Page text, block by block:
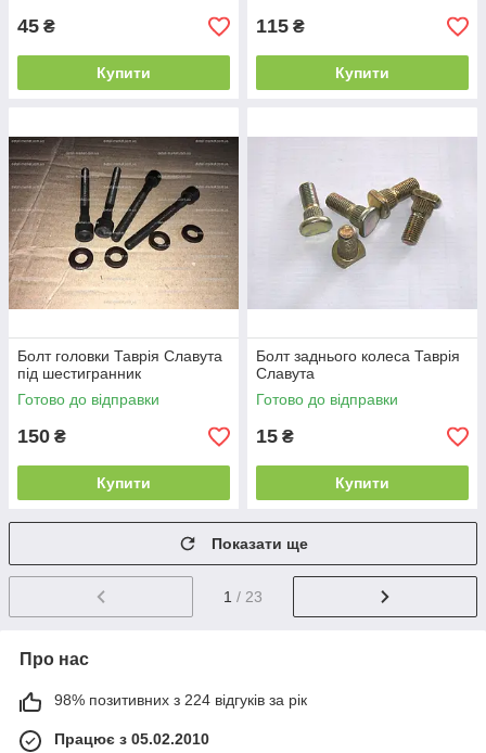
45 ₴
Купити
115 ₴
Купити
Болт головки Таврія Славута
під шестигранник
Готово до відправки
150 ₴
Купити
Болт заднього колеса Таврія
Славута
Готово до відправки
15 ₴
Купити
Показати ще
1 / 23
Про нас
98% позитивних з 224 відгуків за рік
Працює з 05.02.2010